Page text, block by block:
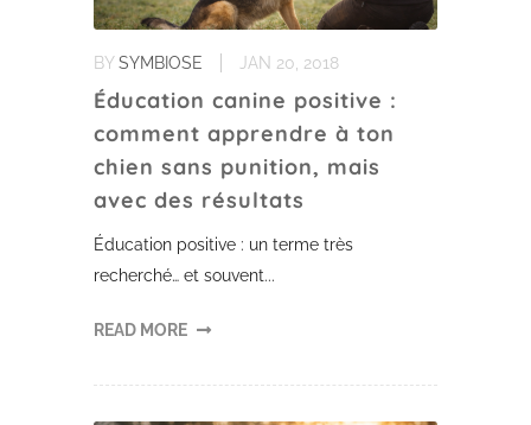
BYSYMBIOSE JAN 20, 2018
Éducation canine positive :
comment apprendre à ton
chien sans punition, mais
avec des résultats
Éducation positive : un terme très
recherché… et souvent...
READ MORE